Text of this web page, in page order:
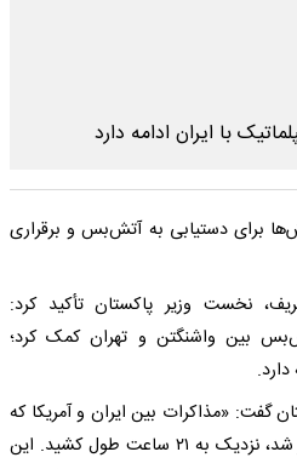
برای دستیابی به آتش‌بس و برقراری
نخست وزیر پاکستان تأکید کرد:
بین واشنگتن و تهران کمک کرد؛
گفت: «مذاکرات بین ایران و آمریکا که
در شب ۱۱ آوریل در پاکستان برگزار شد، نزدیک به ۲۱ ساعت طول کشید. این